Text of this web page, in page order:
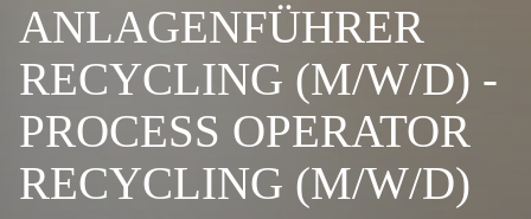
ANLAGENFÜHRER
RECYCLING (M/W/D) -
PROCESS OPERATOR
RECYCLING (M/W/D)